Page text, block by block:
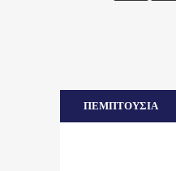
ΠΕΜΠΤΟΥΣΙΑ